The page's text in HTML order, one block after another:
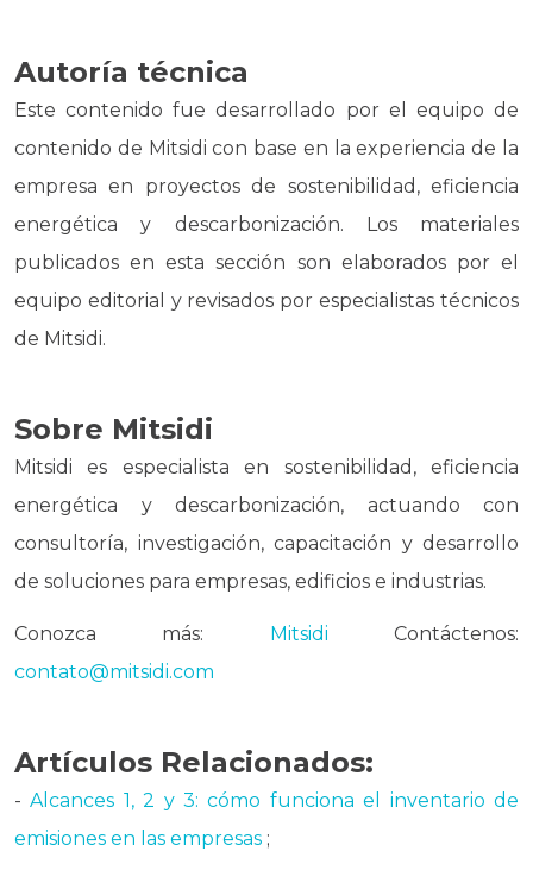
Autoría técnica
Este contenido fue desarrollado por el equipo de
contenido de Mitsidi con base en la experiencia de la
empresa en proyectos de sostenibilidad, eficiencia
energética y descarbonización. Los materiales
publicados en esta sección son elaborados por el
equipo editorial y revisados por especialistas técnicos
de Mitsidi.
Sobre Mitsidi
Mitsidi es especialista en sostenibilidad, eficiencia
energética y descarbonización, actuando con
consultoría, investigación, capacitación y desarrollo
de soluciones para empresas, edificios e industrias.
Conozca más: Mitsidi Contáctenos:
contato@mitsidi.com
Artículos Relacionados:
-Alcances 1, 2 y 3: cómo funciona el inventario de
emisiones en las empresas ;